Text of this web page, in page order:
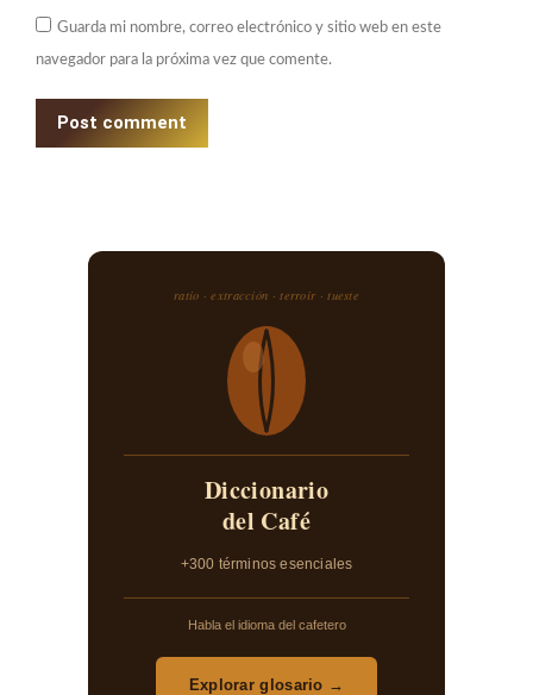
Guarda mi nombre, correo electrónico y sitio web en este
navegador para la próxima vez que comente.
Post comment
ratio · extracción · terroir · tueste
Diccionario
del Café
+300 términos esenciales
Habla el idioma del cafetero
Explorar glosario →